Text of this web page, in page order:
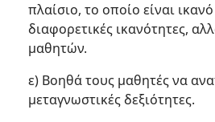
πλαίσιο, το οποίο είναι
διαφορετικές ικανότητες,
μαθητών.
ε) Βοηθά τους μαθητές να
μεταγνωστικές δεξιότητες.